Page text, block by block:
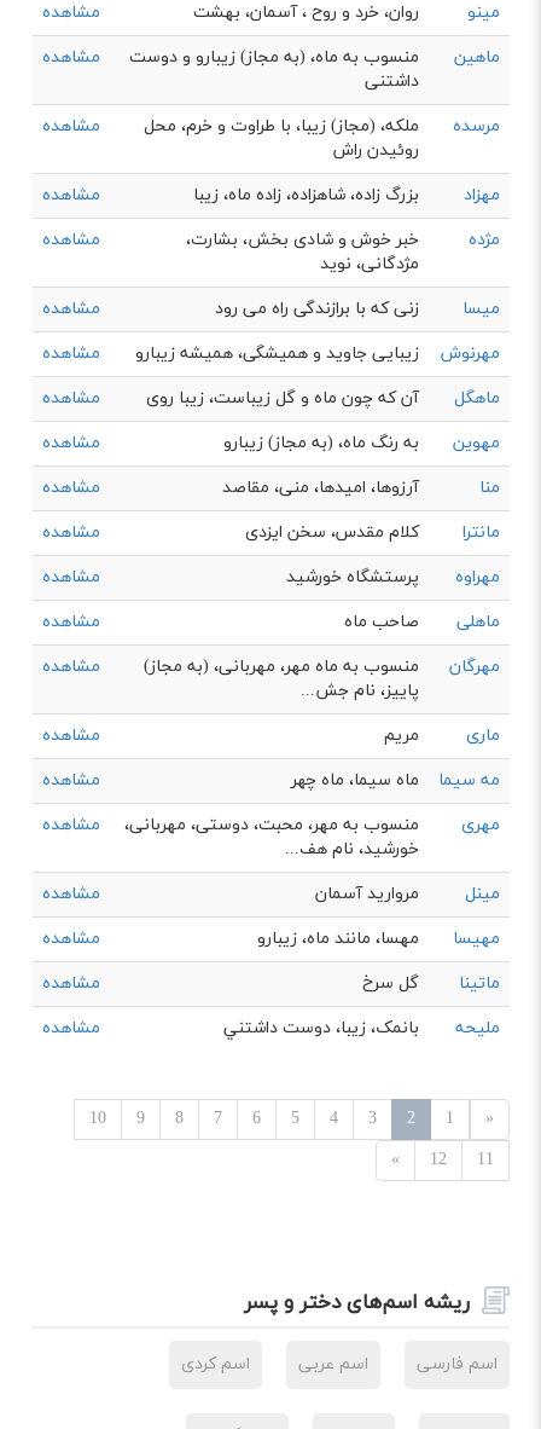
مینو
روان، خرد و روح ، آسمان، بهشت
مشاهده
ماهین
منسوب به ماه، (به مجاز) زيبارو و دوست
داشتنی
مشاهده
مرسده
ملکه، (مجاز) زیبا، با طراوت و خرم، محل
روئیدن راش
مشاهده
مهزاد بزرگ زاده، شاهزاده، زاده ماه، زیبا
مشاهده
مژده
خبر خوش و شادی بخش، بشارت،
مژدگانی، نوید
مشاهده
میسا زنی که با برازندگی راه می رود
مشاهده
مهرنوش
زیبایی جاوید و همیشگی، همیشه زیبارو
مشاهده
ماهگل
آن که چون ماه و گل زیباست، زیبا روی
مشاهده
مهوین
به رنگ ماه، (به مجاز) زيبارو
مشاهده
منا
آرزوها، امیدها، منی، مقاصد
مشاهده
مانترا
کلام مقدس، سخن ایزدی
مشاهده
مهراوه
پرستشگاه خورشید
مشاهده
ماهلی
صاحب ماه
مشاهده
مهرگان
منسوب به ماه مهر، مهربانی، (به مجاز)
پاییز، نام جش...
مشاهده
ماری مریم
مشاهده
مه سیما
ماه سیما، ماه چهر
مشاهده
مهری
منسوب به مهر، محبت، دوستی، مهربانی،
خورشید، نام هف...
مشاهده
مینل مروارید آسمان
مشاهده
مهیسا
مهسا، مانند ماه، زیبارو
مشاهده
ماتینا
گل سرخ
مشاهده
ملیحه
بانمک، زیبا، دوست داشتني مشاهده
«
1
2
3
4
5
6
7
8
9
10
11
12
»
ریشه اسم‌های دختر و پسر
اسم فارسی اسم عربی اسم کردی